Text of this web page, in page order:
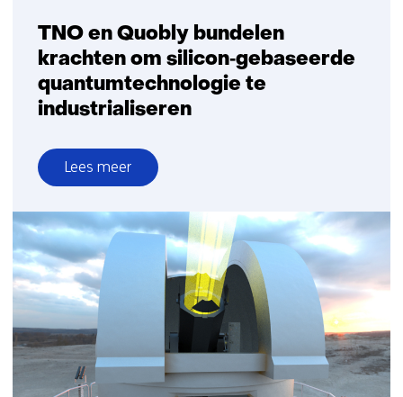
TNO en Quobly bundelen
krachten om silicon‑gebaseerde
quantumtechnologie te
industrialiseren
Lees meer
over
TNO
en
Quobly
bundelen
krachten
silicon‑gebaseerde
quantumtechnologie
te